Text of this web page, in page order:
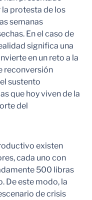
protesta de los
semanas
En el caso de
significa una
en un reto a la
reconversión
sustento
que hoy viven de la
del
existen
cada uno con
500 libras
De este modo, la
de crisis